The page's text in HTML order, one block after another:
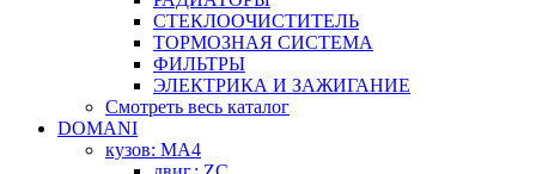
СТЕКЛООЧИСТИТЕЛЬ
ТОРМОЗНАЯ СИСТЕМА
ФИЛЬТРЫ
ЭЛЕКТРИКА И ЗАЖИГАНИЕ
Смотреть весь каталог
DOMANI
кузов: MA4